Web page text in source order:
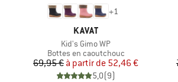
+1
MARQUE
KAVAT
Article
Kid's Gimo WP
Product group
Bottes en caoutchouc
Prix
69,95 € Prix réduit
à partir de 52,46 €
5,0(9)